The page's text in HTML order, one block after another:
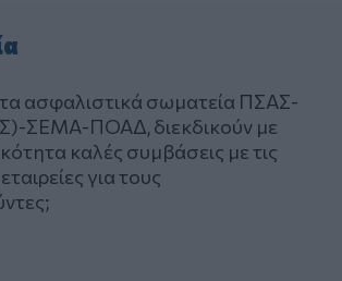
τα ασφαλιστικά σωματεία ΠΣΑΣ-
ΣΕΜΑ-ΠΟΑΔ, διεκδικούν με
καλές συμβάσεις με τις
για τους